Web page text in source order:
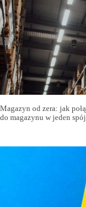
Magazyn od zera: jak
do magazynu w jeden